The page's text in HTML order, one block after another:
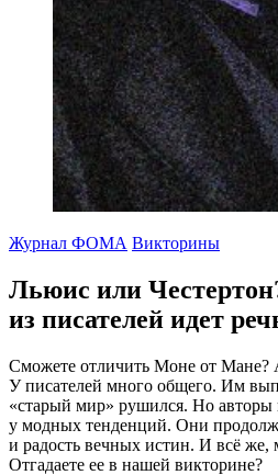
Журнал ФОМА Викторины
Льюис или
из писателей идет
Сможете отличить Моне от Мане?
У писателей много общего. Им
«старый мир» рушился. Но
у модных тенденций. Они
и радость вечных истин. И всё же,
Отгадаете ее в нашей викторине?